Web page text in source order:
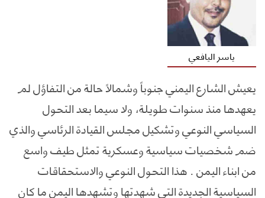
ياسر اليافعي
يعيش الشارع اليمني جنوباً وشمالاً حالة من التفاؤل لم
يعهدها منذ سنوات طويلة، ولا سيما بعد التحول
السياسي النوعي وتشكيل مجلس القيادة الرئاسي والذي
ضم شخصيات سياسية وعسكرية تمثل طيف واسع
من ابناء اليمن . هذا التحول النوعي والاستحقاقات
السياسية الجديدة التي شهدتها وتشهدها اليمن ما كان